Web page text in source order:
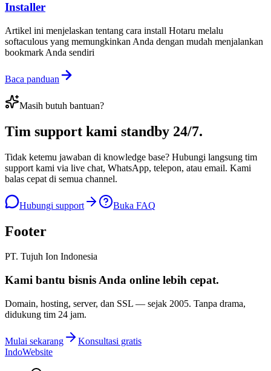
Installer
Artikel ini menjelaskan tentang cara install Hotaru melalu
softaculous yang memungkinkan Anda dengan mudah menjalankan
bookmark Anda sendiri
Baca panduan
Masih butuh bantuan?
Tim support kami standby 24/7.
Tidak ketemu jawaban di knowledge base? Hubungi langsung tim
support kami via live chat, WhatsApp, telepon, atau email. Kami
balas cepat di semua channel.
Hubungi support Buka FAQ
Footer
PT. Tujuh Ion Indonesia
Kami bantu bisnis Anda online lebih cepat.
Domain, hosting, server, dan SSL — sejak 2005. Tanpa drama,
didukung tim 24 jam.
Mulai sekarang
Konsultasi gratis
IndoWebsite